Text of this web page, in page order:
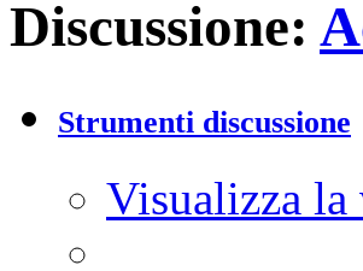
Discussione:
Strumenti discussione
Visualizza la